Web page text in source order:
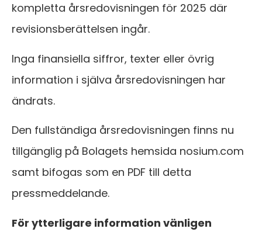
kompletta årsredovisningen för 2025 där
revisionsberättelsen ingår.
Inga finansiella siffror, texter eller övrig
information i själva årsredovisningen har
ändrats.
Den fullständiga årsredovisningen finns nu
tillgänglig på Bolagets hemsida nosium.com
samt bifogas som en PDF till detta
pressmeddelande.
För ytterligare information vänligen